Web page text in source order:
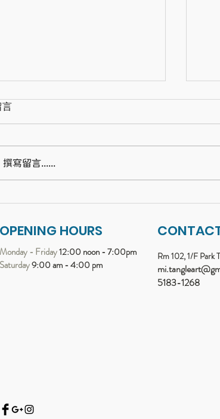
言
撰寫留言......
OPENING HOURS
Monday - Friday12:00 noon - 7:00pm
Saturday9:00 am - 4:00 pm
Rm 102, 1/F Park
5183-1268